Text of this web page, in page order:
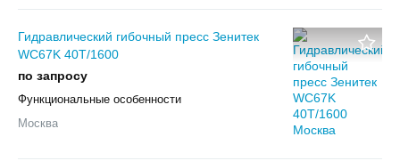
Гидравлический гибочный пресс Зенитек
WC67K 40T/1600
по запросу
Функциональные особенности
Москва